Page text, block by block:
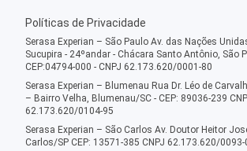
Políticas de Privacidade
Serasa Experian – São Paulo Av. das Nações
Sucupira - 24ºandar - Chácara Santo Antônio, São
CEP:04794-000 - CNPJ 62.173.620/0001-80
Serasa Experian – Blumenau Rua Dr. Léo de
– Bairro Velha, Blumenau/SC - CEP: 89036-239
62.173.620/0104-95
Serasa Experian – São Carlos Av. Doutor Heitor
Carlos/SP CEP: 13571-385 CNPJ 62.173.620/0093-